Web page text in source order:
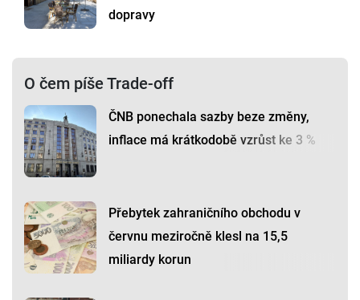
dopravy
O čem píše Trade-off
ČNB ponechala sazby beze změny,
inflace má krátkodobě vzrůst ke 3 %
Přebytek zahraničního obchodu v
červnu meziročně klesl na 15,5
miliardy korun